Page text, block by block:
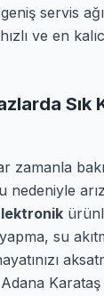
servis
ve en
Sık
zamanla
su
Karataş